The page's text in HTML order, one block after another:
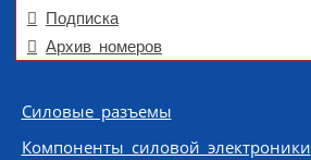
Подписка
Архив номеров
Skip to content
Силовые разъемы
Компоненты силовой электроники